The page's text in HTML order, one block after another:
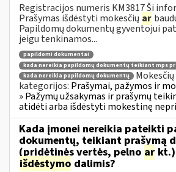
Registracijos numeris KM3817 Ši
Prašymas išdėstyti mokesčių ar
Papildomų dokumentų gyventojui
jeigu tenkinamos...
papildomi dokumentai
kada nereikia papildomų dokumentų teikiant mps
kada nereikia papildomų dokumentų
kategorijos: Prašymai, pažymos ir
» Pažymų užsakymas ir prašymų
atidėti arba išdėstyti mokestinę
Kada įmonei nereikia pateikti
dokumentų, teikiant prašymą
(pridėtinės vertės, pelno ar
išdėstymo dalimis?